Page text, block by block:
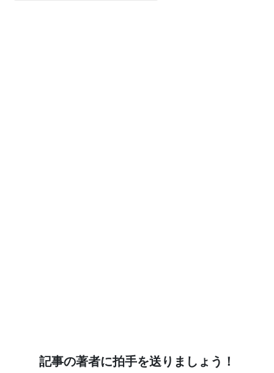
記事の著者に拍手を送りましょう！